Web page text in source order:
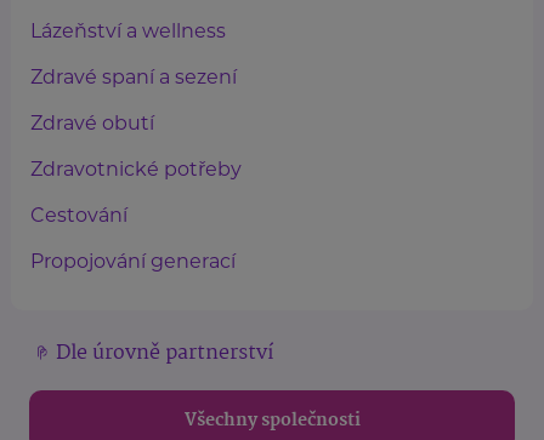
Lázeňství a wellness
Zdravé spaní a sezení
Zdravé obutí
Zdravotnické potřeby
Cestování
Propojování generací
Dle úrovně partnerství
Všechny společnosti